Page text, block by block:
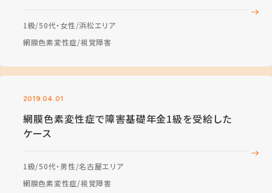
1級 50代・女性 浜松エリア
網膜色素変性症 視覚障害
2019.04.01
網膜色素変性症で障害基礎年金1級を受給した
ケース
1級 50代・男性 名古屋エリア
網膜色素変性症 視覚障害